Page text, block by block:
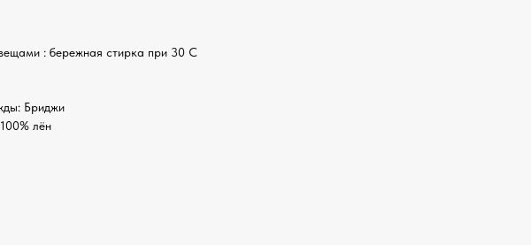
: бережная стирка при 30 С
Бриджи
лён